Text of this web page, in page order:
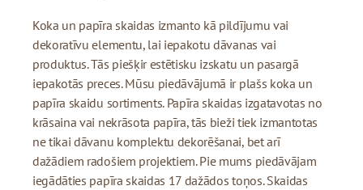
Koka un papīra skaidas izmanto kā pildījumu vai
dekoratīvu elementu, lai iepakotu dāvanas vai
produktus. Tās piešķir estētisku izskatu un pasargā
iepakotās preces. Mūsu piedāvājumā ir plašs koka un
papīra skaidu sortiments. Papīra skaidas izgatavotas no
krāsaina vai nekrāsota papīra, tās bieži tiek izmantotas
ne tikai dāvanu komplektu dekorēšanai, bet arī
dažādiem radošiem projektiem. Pie mums piedāvājam
iegādāties papīra skaidas 17 dažādos toņos. Skaidas